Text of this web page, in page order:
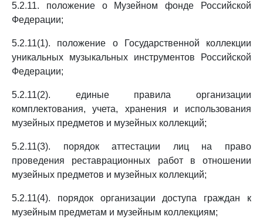
5.2.11. положение о Музейном фонде Российской
Федерации;
5.2.11(1). положение о Государственной коллекции
уникальных музыкальных инструментов Российской
Федерации;
5.2.11(2). единые правила организации
комплектования, учета, хранения и использования
музейных предметов и музейных коллекций;
5.2.11(3). порядок аттестации лиц на право
проведения реставрационных работ в отношении
музейных предметов и музейных коллекций;
5.2.11(4). порядок организации доступа граждан к
музейным предметам и музейным коллекциям;